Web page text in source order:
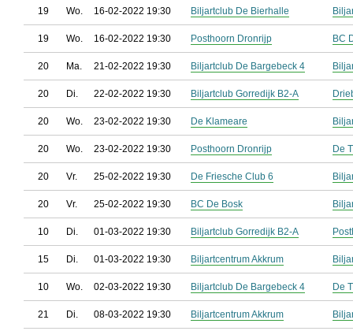
19 Wo. 16-02-2022 19:30 Biljartclub De Bierhalle
19 Wo. 16-02-2022 19:30 Posthoorn Dronrijp BC
20 Ma. 21-02-2022 19:30 Biljartclub De Bargebeck 4
20 Di. 22-02-2022 19:30 Biljartclub Gorredijk B2-A
20 Wo. 23-02-2022 19:30 De Klameare
20 Wo. 23-02-2022 19:30 Posthoorn Dronrijp De
20 Vr. 25-02-2022 19:30 De Friesche Club 6
20 Vr. 25-02-2022 19:30 BC De Bosk
10 Di. 01-03-2022 19:30 Biljartclub Gorredijk B2-A
15 Di. 01-03-2022 19:30 Biljartcentrum Akkrum
10 Wo. 02-03-2022 19:30 Biljartclub De Bargebeck 4 De
21 Di. 08-03-2022 19:30 Biljartcentrum Akkrum